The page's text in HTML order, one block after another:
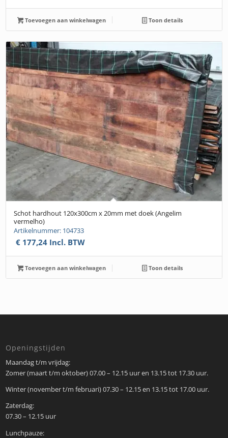
Toevoegen aan winkelwagen Toon details
Schot hardhout 120x300cm x 20mm met doek (Angelim
vermelho)
Artikelnummer: 104733
€ 177,24 Incl. BTW
Toevoegen aan winkelwagen Toon details
Openingstijden
Maandag t/m vrijdag:
Zomer (maart t/m oktober) 07.00 – 12.15 uur en 13.15 tot 17.30 uur.
Winter (november t/m februari) 07.30 – 12.15 en 13.15 tot 17.00 uur.
Zaterdag:
07.30 – 12.15 uur
Lunchpauze: